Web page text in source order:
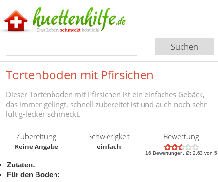
Tortenboden mit Pfirsichen
Dieser Tortenboden mit Pfirsichen ist ein einfaches Gebäck,
das immer gelingt, schnell zubereitet ist und auch noch sehr
luftig-lecker schmeckt.
Zubereitung
Keine Angabe
Schwierigkeit
einfach
Bewertung
16 Bewertungen, Ø:2,63 von 5
Zutaten:
Für den Boden: